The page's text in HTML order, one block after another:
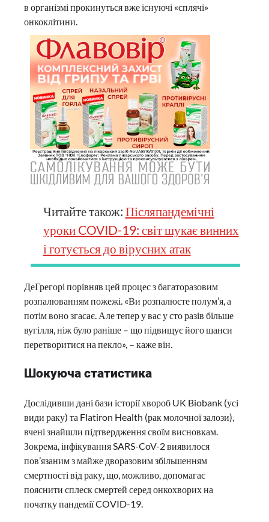
в організмі прокинуться вже існуючі «сплячі»
онкоклітини.
Читайте також: Післяпандемічні
уроки COVID-19: світ шукає винних
і готується до вірусних атак
ДеГрегорі порівняв цей процес з багаторазовим
розпалюванням пожежі. «Ви розпалюєте полум’я, а
потім воно згасає. Але тепер у вас у сто разів більше
вугілля, ніж було раніше – що підвищує його шанси
перетворитися на пекло», – каже він.
Шокуюча статистика
Дослідивши дані бази історії хвороб UK Biobank (усі
види раку) та Flatiron Health (рак молочної залози),
вчені знайшли підтвердження своїм висновкам.
Зокрема, інфікування SARS-CoV-2 виявилося
пов’язаним з майже дворазовим збільшенням
смертності від раку, що, можливо, допомагає
пояснити сплеск смертей серед онкохворих на
початку пандемії COVID-19.